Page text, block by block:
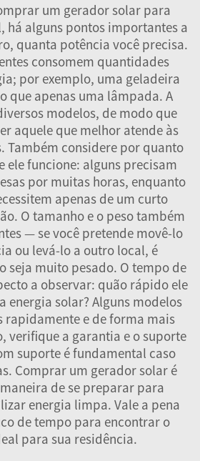
um gerador solar para
há alguns pontos importantes a
quanta potência você precisa.
consomem quantidades
por exemplo, uma geladeira
que apenas uma lâmpada. A
modelos, de modo que
aquele que melhor atende às
Também considere por quanto
ele funcione: alguns precisam
por muitas horas, enquanto
apenas de um curto
O tamanho e o peso também
— se você pretende movê-lo
ou levá-lo a outro local, é
seja muito pesado. O tempo de
a observar: quão rápido ele
energia solar? Alguns modelos
rapidamente e de forma mais
verifique a garantia e o suporte
suporte é fundamental caso
Comprar um gerador solar é
de se preparar para
energia limpa. Vale a pena
de tempo para encontrar o
para sua residência.